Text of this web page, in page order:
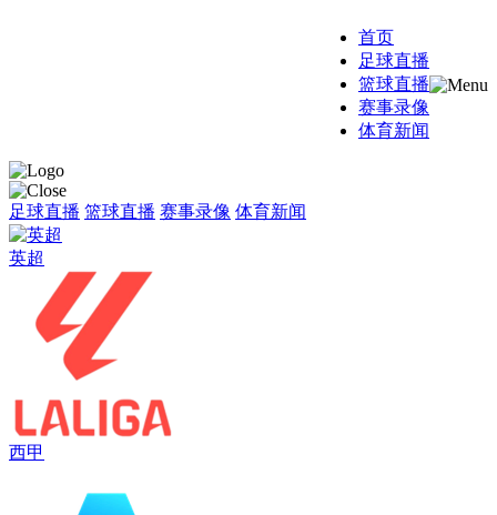
首页
足球直播
篮球直播
赛事录像
体育新闻
足球直播 篮球直播 赛事录像 体育新闻
英超
西甲